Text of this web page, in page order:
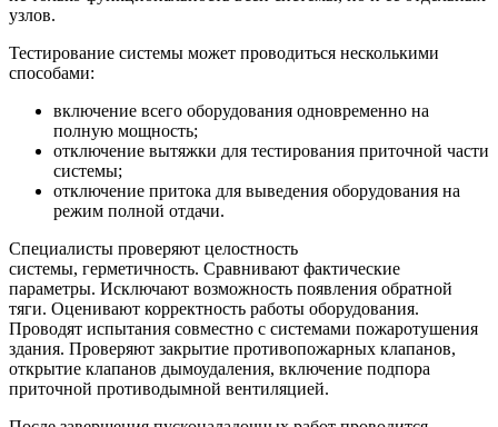
узлов.
Тестирование системы может проводиться несколькими
способами:
включение всего оборудования одновременно на
полную мощность;
отключение вытяжки для тестирования приточной части
системы;
отключение притока для выведения оборудования на
режим полной отдачи.
Специалисты проверяют целостность
системы, герметичность. Сравнивают фактические
параметры. Исключают возможность появления обратной
тяги. Оценивают корректность работы оборудования.
Проводят испытания совместно с системами пожаротушения
здания. Проверяют закрытие противопожарных клапанов,
открытие клапанов дымоудаления, включение подпора
приточной противодымной вентиляцией.